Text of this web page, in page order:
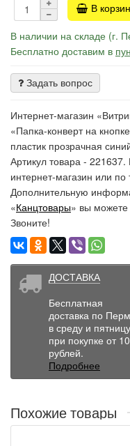
В
В наличии на складе (г.
Бесплатно доставим в
Задать вопрос
Интернет-магазин
«Папка-конверт на
пластик прозрачная
Артикул товара -
интернет-магазин или
Дополнительную
«Канцтовары» вы
Звоните!
ДОСТАВКА
Бесплатная
доставка по
в среду и пятницу
при покупке от
рублей.
Подробнее
Похожие товары